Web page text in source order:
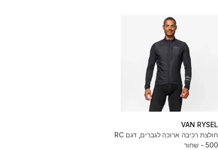
VAN RYSEL
חולצת רכיבה ארוכה לגברים, דגם RC
500 - שחור